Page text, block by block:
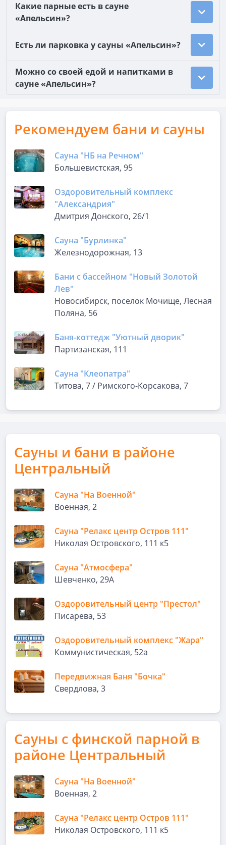
Какие парные есть в сауне
«Апельсин»?
Есть ли парковка у сауны «Апельсин»?
Можно со своей едой и напитками в
сауне «Апельсин»?
Рекомендуем бани и сауны
Сауна "НБ на Речном"
Большевистская, 95
Оздоровительный комплекс
"Александрия"
Дмитрия Донского, 26/1
Сауна "Бурлинка"
Железнодорожная, 13
Бани с бассейном "Новый Золотой
Лев"
Новосибирск, поселок Мочище, Лесная
Поляна, 56
Баня-коттедж "Уютный дворик"
Партизанская, 111
Сауна "Клеопатра"
Титова, 7 / Римского-Корсакова, 7
Сауны и бани в районе
Центральный
Сауна "На Военной"
Военная, 2
Сауна "Релакс центр Остров 111"
Николая Островского, 111 к5
Сауна "Атмосфера"
Шевченко, 29А
Оздоровительный центр "Престол"
Писарева, 53
Оздоровительный комплекс "Жара"
Коммунистическая, 52а
Передвижная Баня "Бочка"
Свердлова, 3
Сауны с финской парной в
районе Центральный
Сауна "На Военной"
Военная, 2
Сауна "Релакс центр Остров 111"
Николая Островского, 111 к5